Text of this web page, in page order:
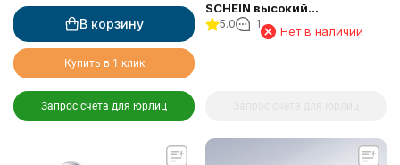
В корзину
Купить в 1 клик
Запрос счета для юрлиц
SCHEIN высокий
(42221/8035002)
5.0 1
Нет в наличии